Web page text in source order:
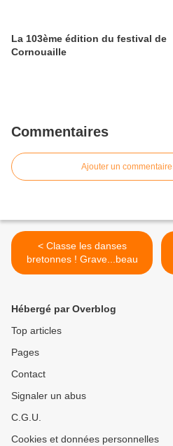
La 103ème édition du festival de
Cornouaille
Commentaires
Ajouter un commentaire
< Classe les danses
bretonnes ! Grave...beau
Hébergé par Overblog
Top articles
Pages
Contact
Signaler un abus
C.G.U.
Cookies et données personnelles